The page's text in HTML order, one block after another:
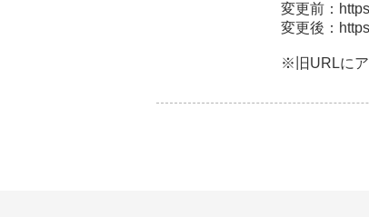
変更前：
変更後：
※旧URLにア